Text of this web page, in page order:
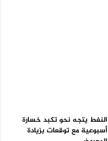
النفط يتجه نحو تكبد خسارة
أسبوعية مع توقعات بزيادة